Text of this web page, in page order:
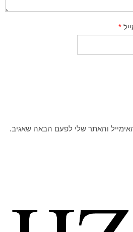
*
והאתר שלי לפעם הבאה שאגיב.